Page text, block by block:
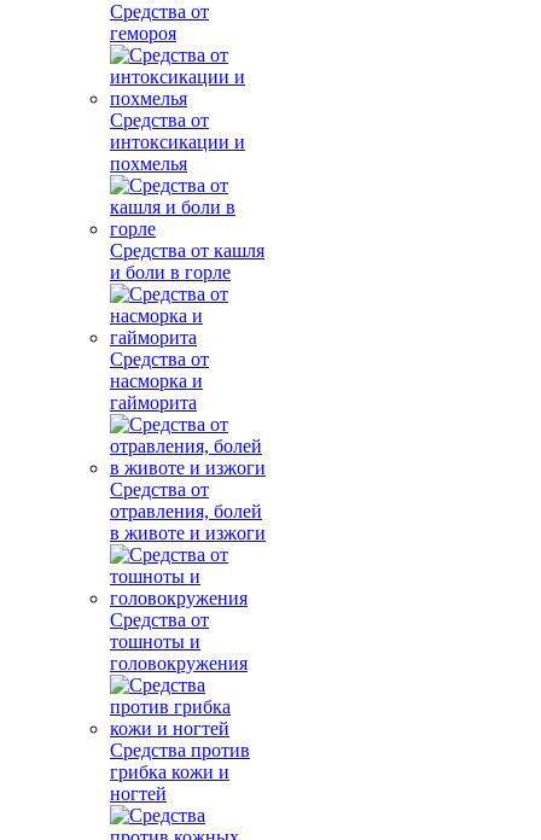
Средства от
гемороя
Средства от
интоксикации и
похмелья
Средства от кашля
и боли в горле
Средства от
насморка и
гайморита
Средства от
отравления, болей
в животе и изжоги
Средства от
тошноты и
головокружения
Средства против
грибка кожи и
ногтей